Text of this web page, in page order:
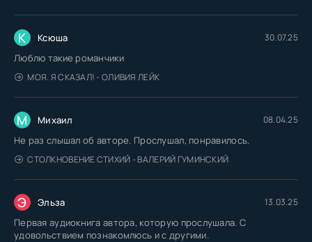
К Ксюша 30.07.25
Люблю такие романчики
МОЯ. Я СКАЗАЛ! - ОЛИВИЯ ЛЕЙК
М Михаил 08.04.25
Не раз слышал об авторе. Прослушал, понравилось.
СТОЛКНОВЕНИЕ СТИХИЙ - ВАЛЕРИЙ ГУМИНСКИЙ
Э Эльза 13.03.25
Первая аудиокнига автора, которую прослушала. С
удовольствием познакомлюсь и с другими.